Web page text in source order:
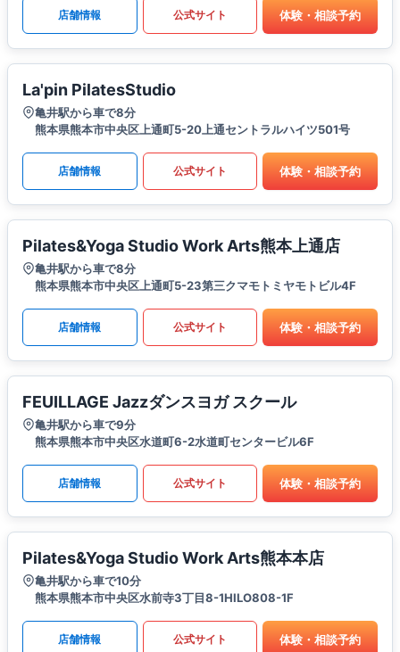
店舗情報 公式サイト 体験・相談予約
La'pin PilatesStudio
亀井駅から車で8分
熊本県熊本市中央区上通町5-20上通セントラルハイツ501号
店舗情報 公式サイト 体験・相談予約
Pilates&Yoga Studio Work Arts熊本上通店
亀井駅から車で8分
熊本県熊本市中央区上通町5-23第三クマモトミヤモトビル4F
店舗情報 公式サイト 体験・相談予約
FEUILLAGE Jazzダンスヨガ スクール
亀井駅から車で9分
熊本県熊本市中央区水道町6-2水道町センタービル6F
店舗情報 公式サイト 体験・相談予約
Pilates&Yoga Studio Work Arts熊本本店
亀井駅から車で10分
熊本県熊本市中央区水前寺3丁目8-1HILO808-1F
店舗情報 公式サイト 体験・相談予約